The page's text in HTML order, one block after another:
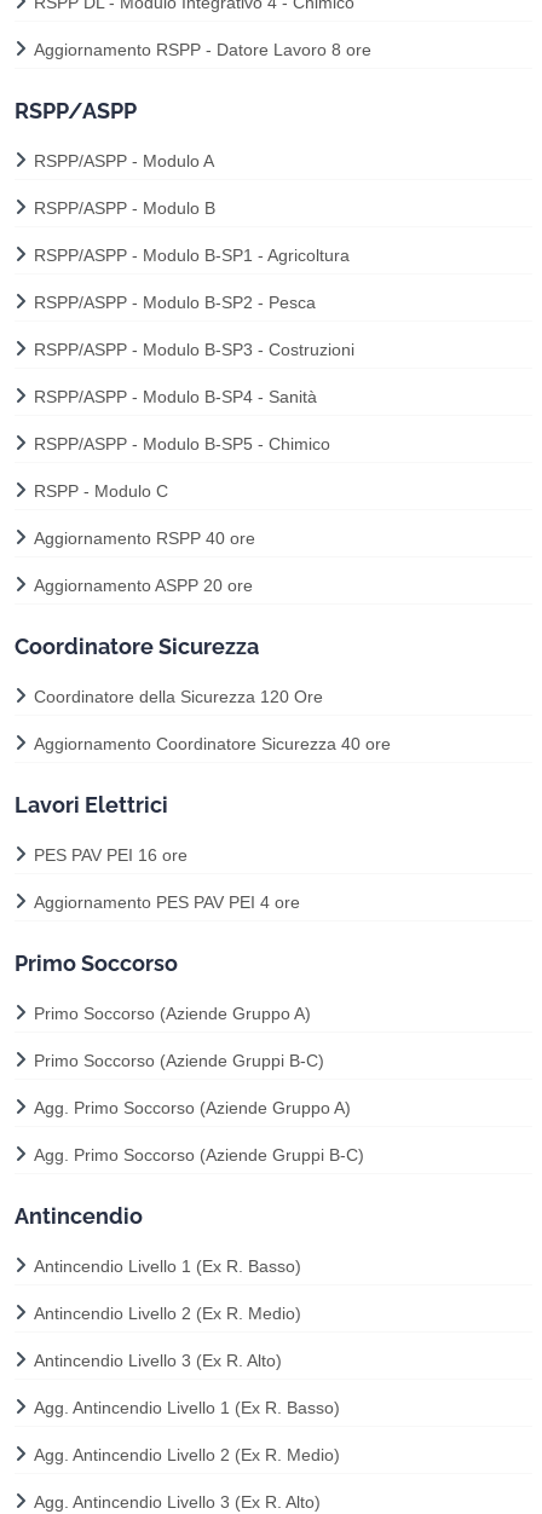
Aggiornamento RSPP - Datore Lavoro 8 ore
RSPP/ASPP
RSPP/ASPP - Modulo A
RSPP/ASPP - Modulo B
RSPP/ASPP - Modulo B-SP1 - Agricoltura
RSPP/ASPP - Modulo B-SP2 - Pesca
RSPP/ASPP - Modulo B-SP3 - Costruzioni
RSPP/ASPP - Modulo B-SP4 - Sanità
RSPP/ASPP - Modulo B-SP5 - Chimico
RSPP - Modulo C
Aggiornamento RSPP 40 ore
Aggiornamento ASPP 20 ore
Coordinatore Sicurezza
Coordinatore della Sicurezza 120 Ore
Aggiornamento Coordinatore Sicurezza 40 ore
Lavori Elettrici
PES PAV PEI 16 ore
Aggiornamento PES PAV PEI 4 ore
Primo Soccorso
Primo Soccorso (Aziende Gruppo A)
Primo Soccorso (Aziende Gruppi B-C)
Agg. Primo Soccorso (Aziende Gruppo A)
Agg. Primo Soccorso (Aziende Gruppi B-C)
Antincendio
Antincendio Livello 1 (Ex R. Basso)
Antincendio Livello 2 (Ex R. Medio)
Antincendio Livello 3 (Ex R. Alto)
Agg. Antincendio Livello 1 (Ex R. Basso)
Agg. Antincendio Livello 2 (Ex R. Medio)
Agg. Antincendio Livello 3 (Ex R. Alto)